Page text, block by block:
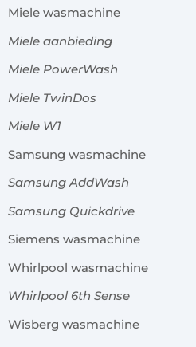
Miele wasmachine
Miele aanbieding
Miele PowerWash
Miele TwinDos
Miele W1
Samsung wasmachine
Samsung AddWash
Samsung Quickdrive
Siemens wasmachine
Whirlpool wasmachine
Whirlpool 6th Sense
Wisberg wasmachine